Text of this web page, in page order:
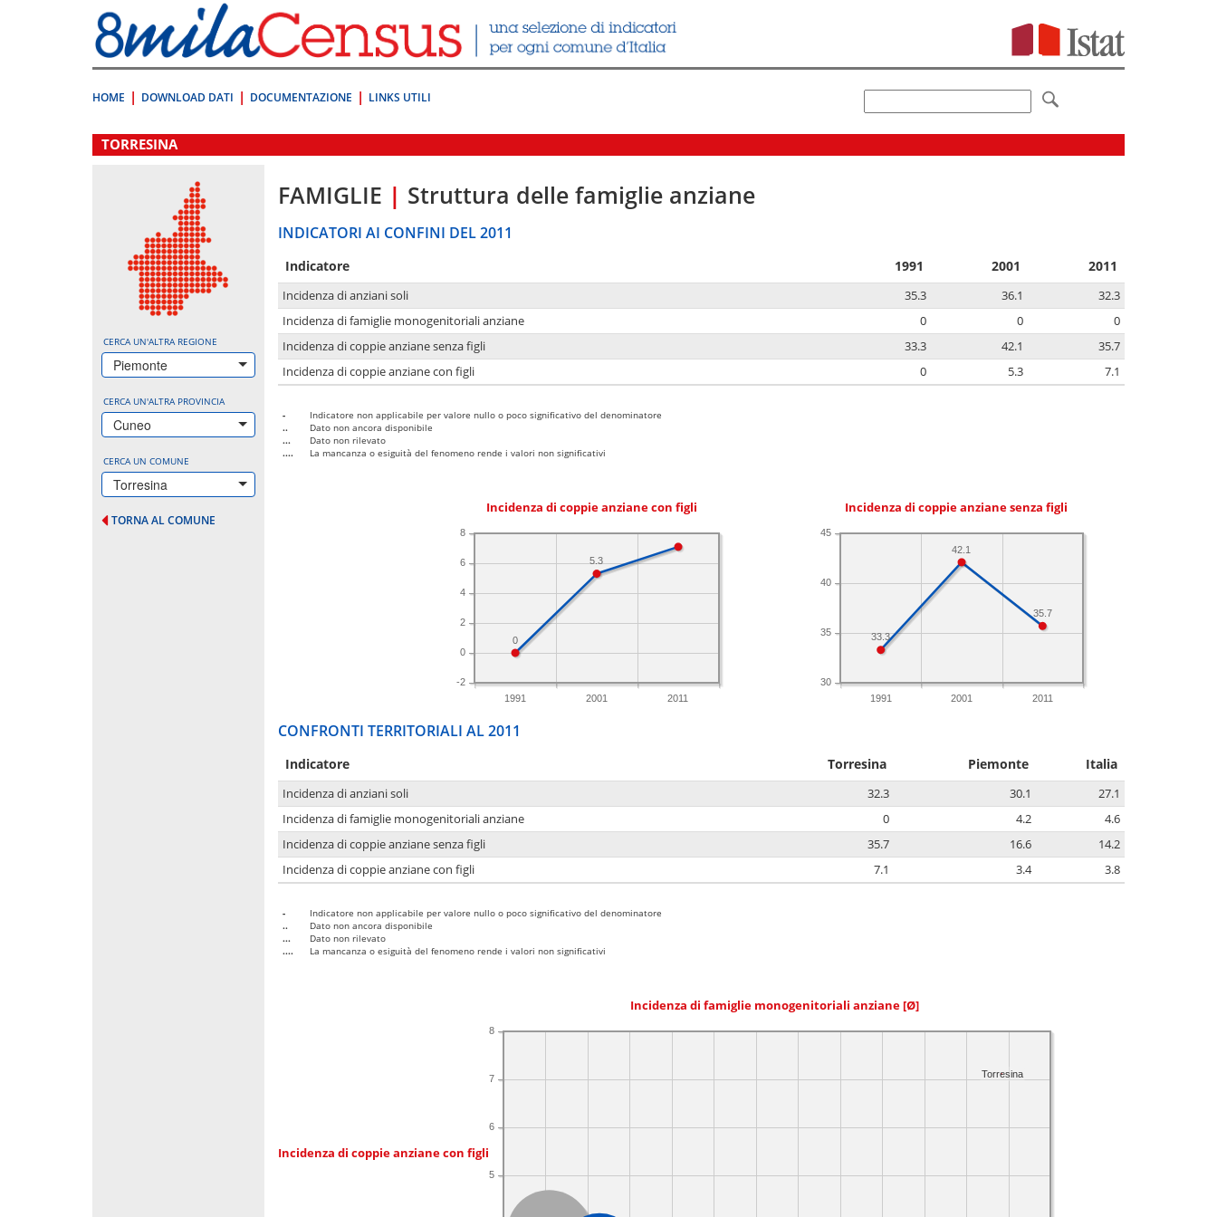
direttamente
a:
Contenuto
HOME DOWNLOAD DATI DOCUMENTAZIONE LINKS UTILI
.
TORRESINA
CERCA UN'ALTRA REGIONE
Piemonte
CERCA UN'ALTRA PROVINCIA
Cuneo
CERCA UN COMUNE
Torresina
TORNA AL COMUNE
FAMIGLIE | Struttura delle famiglie anziane
INDICATORI AI CONFINI DEL 2011
Indicatore 1991 2001 2011
Incidenza di anziani soli 35.3 36.1
32.3
Incidenza di famiglie monogenitoriali anziane
0 0
0
Incidenza di coppie anziane senza figli
33.3 42.1
35.7
Incidenza di coppie anziane con figli
0 5.3 7.1
-
Indicatore non applicabile per valore nullo o poco significativo del denominatore
..
Dato non ancora disponibile
...
Dato non rilevato
....
La mancanza o esiguità del fenomeno rende i valori non significativi
Incidenza di coppie anziane con figli
1991 2001 2011
-2
0
2
4
6
8
5.3
0
Incidenza di coppie anziane senza figli
1991 2001 2011
30
35
40
45
35.7
42.1
33.3
CONFRONTI TERRITORIALI AL 2011
Indicatore Torresina Piemonte Italia
Incidenza di anziani soli 32.3 30.1
27.1
Incidenza di famiglie monogenitoriali anziane
0 4.2
4.6
Incidenza di coppie anziane senza figli
35.7 16.6
14.2
Incidenza di coppie anziane con figli
7.1 3.4 3.8
-
Indicatore non applicabile per valore nullo o poco significativo del denominatore
..
Dato non ancora disponibile
...
Dato non rilevato
....
La mancanza o esiguità del fenomeno rende i valori non significativi
Incidenza di famiglie monogenitoriali anziane [Ø]
Incidenza di coppie anziane con figli
5
6
7
8
Torresina